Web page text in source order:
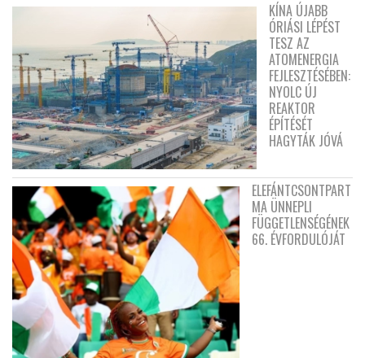
KÍNA ÚJABB
ÓRIÁSI LÉPÉST
TESZ AZ
ATOMENERGIA
FEJLESZTÉSÉBEN:
NYOLC ÚJ
REAKTOR
ÉPÍTÉSÉT
HAGYTÁK JÓVÁ
ELEFÁNTCSONTPART
MA ÜNNEPLI
FÜGGETLENSÉGÉNEK
66. ÉVFORDULÓJÁT